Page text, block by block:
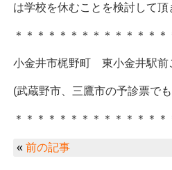
は学校を休むことを検討して頂
＊＊＊＊＊＊＊＊＊＊＊＊＊
小金井市梶野町 東小金井駅前
(武蔵野市、三鷹市の予診票で
＊＊＊＊＊＊＊＊＊＊＊＊＊
« 前の記事